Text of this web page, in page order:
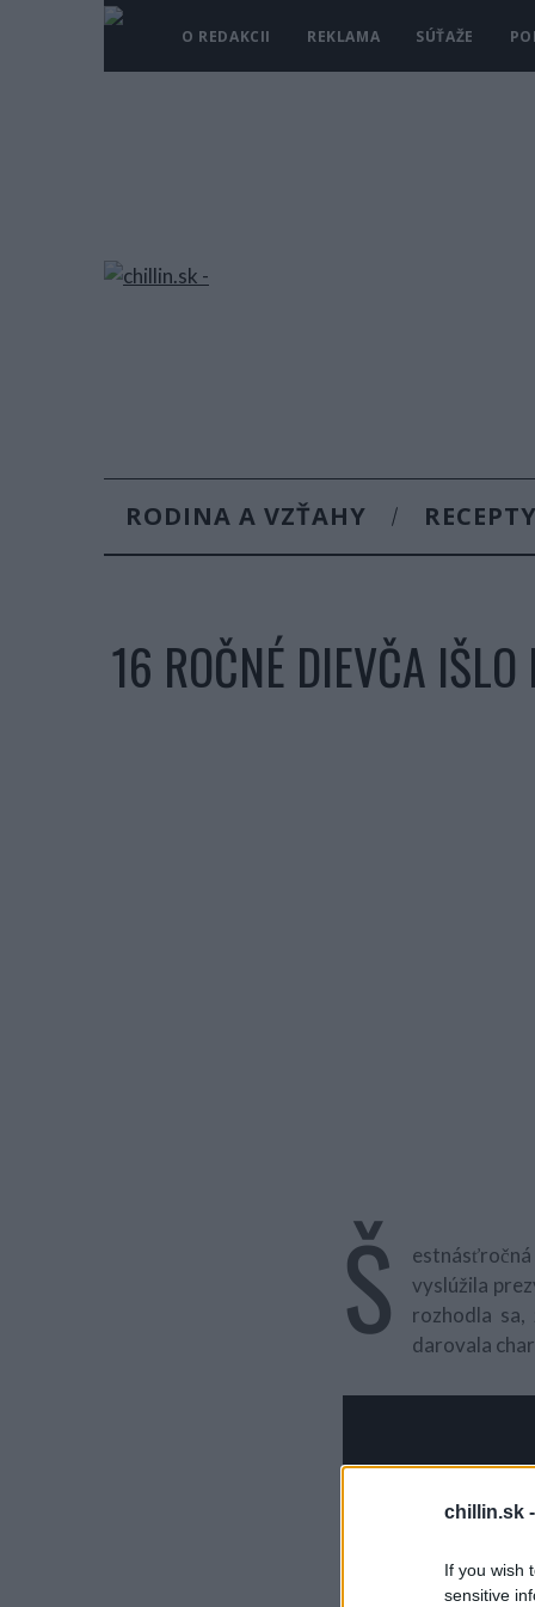
chillin.sk -
If you wish
sensitive
O REDAKCII REKLAMA SÚŤAŽE
RODINA A VZŤAHY RECEPTY
16 ROČNÉ DIEVČA
Š
vyslúžila
rozhodla
darovala